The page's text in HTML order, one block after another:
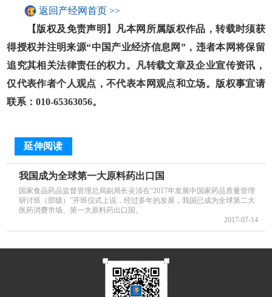
返回产经网首页 >>
【版权及免责声明】凡本网所属版权作品，转载时须获
得授权并注明来源“中国产业经济信息网”，违者本网将保留
追究其相关法律责任的权力。凡转载文章及企业宣传资讯，
仅代表作者个人观点，不代表本网观点和立场。版权事宜请
联系：010-65363056。
延伸阅读
我国成为全球第一大原料药出口国
国家食品药品监督管理总局副局长吴浈在“2017年发展中国家药品质量管理
研讨班（部级）”开班仪式上说，经过多年的发展，我国已成为全球第二大
医药消费市场、第一大原料药出口国。
2017-07-14